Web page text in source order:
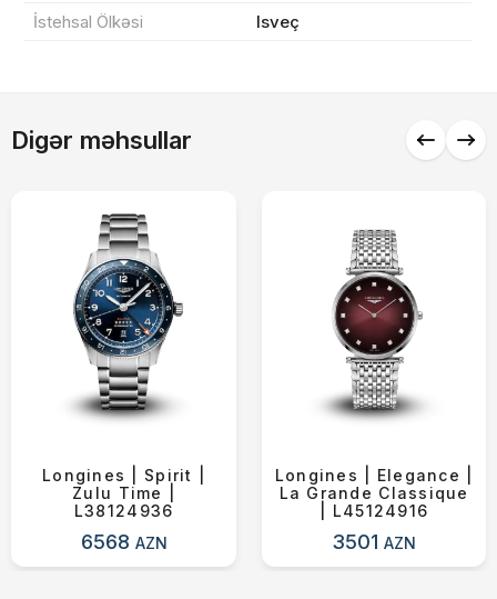
İstehsal Ölkəsi
Isveç
Digər məhsullar
Longines | Spirit |
Zulu Time |
L38124936
6568 AZN
Longines | Elegance |
La Grande Classique
| L45124916
3501AZN
Alış-verişə davam et